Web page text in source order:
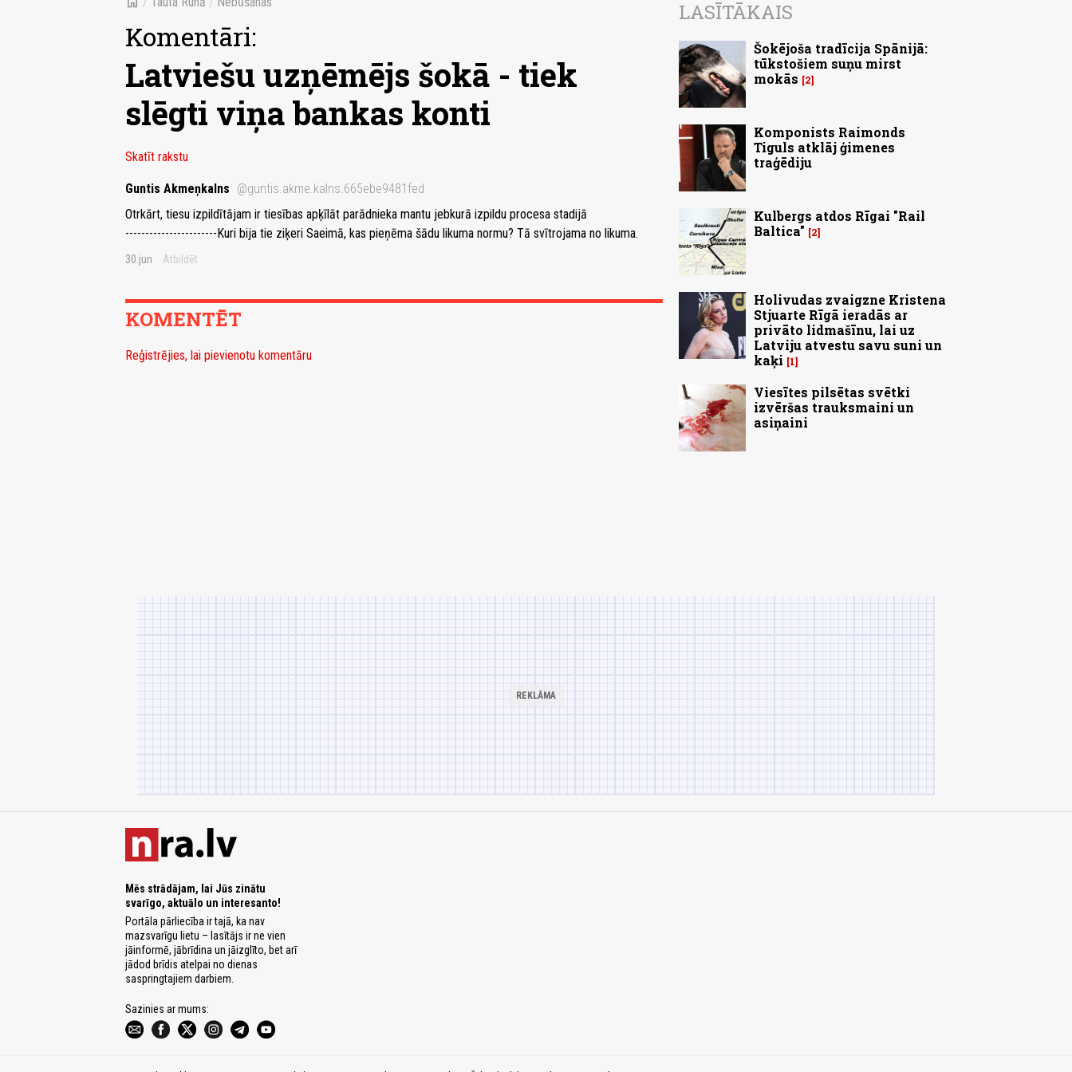
Komentāri:
Latviešu uzņēmējs šokā - tiek
slēgti viņa bankas konti
Skatīt rakstu
Guntis Akmeņkalns @guntis.akme.kalns.665ebe9481fed
Otrkārt, tiesu izpildītājam ir tiesības apķīlāt parādnieka mantu jebkurā izpildu procesa stadijā
-----------------------Kuri bija tie ziķeri Saeimā, kas pieņēma šādu likuma normu? Tā svītrojama no likuma.
30.jun Atbildēt
KOMENTĒT
Reģistrējies, lai pievienotu komentāru
LASĪTĀKAIS
Šokējoša tradīcija Spānijā:
tūkstošiem suņu mirst
mokās
2
Komponists Raimonds
Tiguls atklāj ģimenes
traģēdiju
Kulbergs atdos Rīgai "Rail
Baltica"
2
Holivudas zvaigzne Kristena
Stjuarte Rīgā ieradās ar
privāto lidmašīnu, lai uz
Latviju atvestu savu suni un
kaķi
1
Viesītes pilsētas svētki
izvēršas trauksmaini un
asiņaini
Mēs strādājam, lai Jūs zinātu
svarīgo, aktuālo un interesanto!
Portāla pārliecība ir tajā, ka nav
mazsvarīgu lietu – lasītājs ir ne vien
jāinformē, jābrīdina un jāizglīto, bet arī
jādod brīdis atelpai no dienas
saspringtajiem darbiem.
Sazinies ar mums: